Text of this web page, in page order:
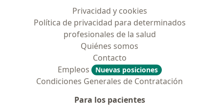
Privacidad y cookies
Política de privacidad para determinados
profesionales de la salud
Quiénes somos
Contacto
Empleos
Nuevas posiciones
Condiciones Generales de Contratación
Para los pacientes